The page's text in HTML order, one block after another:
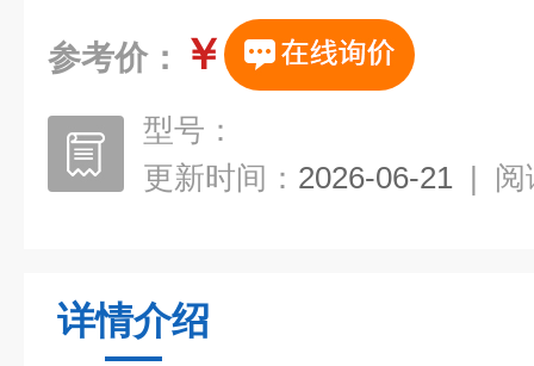
参考价： ￥
型号：
更新时间： 2026-06-21 | 阅
详情介绍